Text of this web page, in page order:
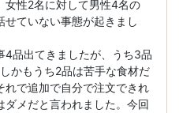
女性2名に対して男性4名の
ていない事態が起きまし
4品出てきましたが、うち3品
かもうち2品は苦手な食材だ
れで追加で自分で注文できれ
ダメだと言われました。今回